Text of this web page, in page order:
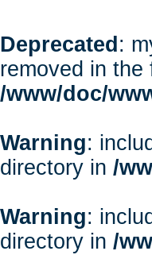
Deprecated :
removed in
/www/doc/
Warning:
directory in /
Warning:
directory in /